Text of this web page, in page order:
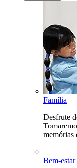
Família
Desfrute
memórias
Bem-estar